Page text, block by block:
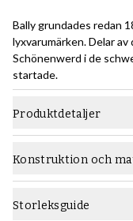
Bally grundades redan
lyxvarumärken. Delar
Schönenwerd i de
startade.
Produktdetaljer
Typ
Konstruktion och
Den limmade
konstruktionsmetoden
med mellansula/lasting
Storleksguide